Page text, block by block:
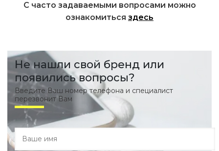
С часто задаваемыми вопросами можно
ознакомиться здесь
Не нашли свой бренд или
появились вопросы?
Введите Ваш номер телефона и специалист
перезвонит Вам